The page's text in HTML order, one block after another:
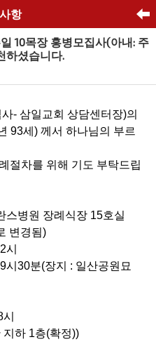
항
10목장 홍병모집사(아내: 주
하셨습니다.
- 삼일교회 상담센터장)의
93세) 께서 하나님의 부르
절차를 위해 기도 부탁드립
스병원 장례식장 15호실
변경됨)
시
시30분(장지 : 일산공원묘
지하 1층(확정))